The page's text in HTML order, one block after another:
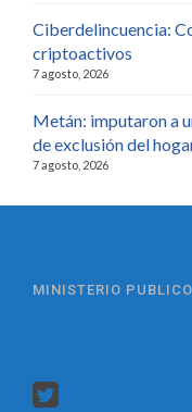
Ciberdelincuencia:
criptoactivos
7 agosto, 2026
Metán: imputaron a
de exclusión del
7 agosto, 2026
MINISTERIO